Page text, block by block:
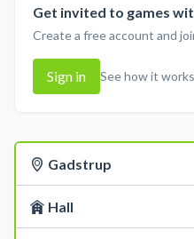
Get invited to games
Create a free account and
Sign in See how it works
Gadstrup
Hall